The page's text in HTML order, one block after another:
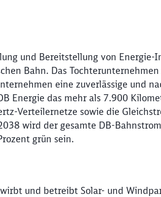
und Bereitstellung von
Bahn. Das
eine zuverlässige und
Energie das mehr als 7.900
Verteilernetze sowie die
wird der gesamte DB-
grün sein.
und betreibt Solar- und